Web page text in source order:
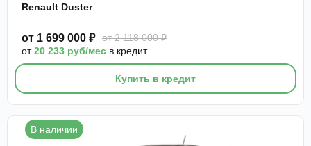
Renault Duster
от 1 699 000 ₽
от 2 118 000 ₽
от20 233 руб/мес в кредит
Купить в кредит
В наличии